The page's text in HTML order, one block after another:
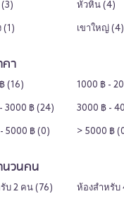
3) หัวหิน (4)
(1 ) เขาใหญ่ (4)
คา
(16) 1000 ฿ -
3000 ฿ (24) 3000 ฿ -
5000 ฿ (0) > 5000 ฿ (
นวนคน
บ 2 คน ( 76) ห้องสำหรับ